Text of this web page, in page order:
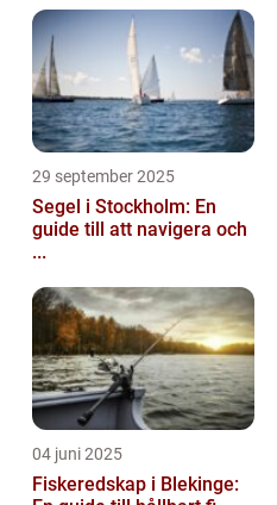
29 september 2025
Segel i Stockholm: En
guide till att navigera och
...
04 juni 2025
Fiskeredskap i Blekinge: